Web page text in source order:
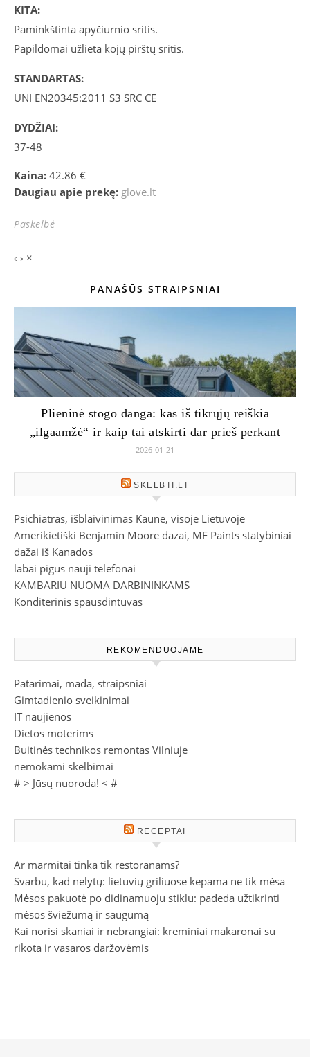
KITA:
Paminkštinta apyčiurnio sritis.
Papildomai užlieta kojų pirštų sritis.
STANDARTAS:
UNI EN20345:2011 S3 SRC CE
DYDŽIAI:
37-48
Kaina: 42.86 €
Daugiau apie prekę: glove.lt
Paskelbė
‹ › ×
PANAŠŪS STRAIPSNIAI
Plieninė stogo danga: kas iš tikrųjų reiškia
„ilgaamžė“ ir kaip tai atskirti dar prieš perkant
2026-01-21
SKELBTI.LT
Psichiatras, išblaivinimas Kaune, visoje Lietuvoje
Amerikietiški Benjamin Moore dazai, MF Paints statybiniai
dažai iš Kanados
labai pigus nauji telefonai
KAMBARIU NUOMA DARBININKAMS
Konditerinis spausdintuvas
REKOMENDUOJAME
Patarimai, mada, straipsniai
Gimtadienio sveikinimai
IT naujienos
Dietos moterims
Buitinės technikos remontas Vilniuje
nemokami skelbimai
# > Jūsų nuoroda! < #
RECEPTAI
Ar marmitai tinka tik restoranams?
Svarbu, kad nelytų: lietuvių griliuose kepama ne tik mėsa
Mėsos pakuotė po didinamuoju stiklu: padeda užtikrinti
mėsos šviežumą ir saugumą
Kai norisi skaniai ir nebrangiai: kreminiai makaronai su
rikota ir vasaros daržovėmis